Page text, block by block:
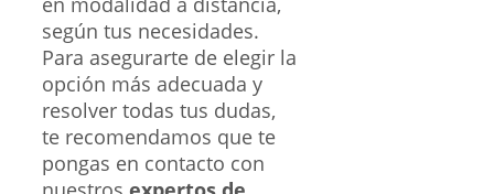
según tus necesidades.
Para asegurarte de elegir la
opción más adecuada y
resolver todas tus dudas,
te recomendamos que te
pongas en contacto con